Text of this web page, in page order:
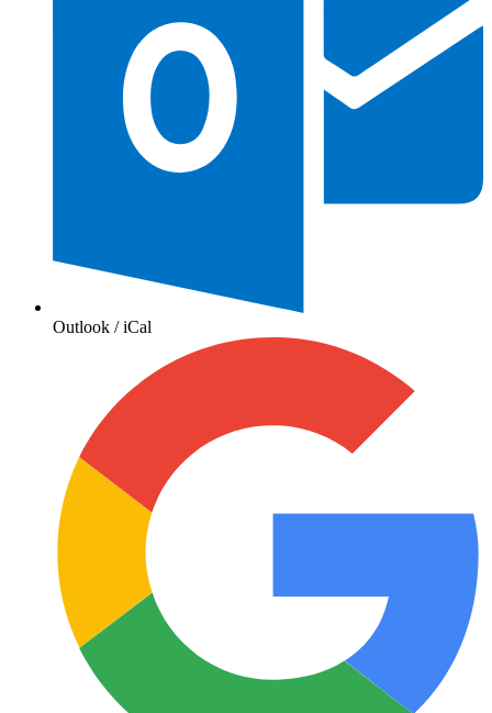
Outlook / iCal